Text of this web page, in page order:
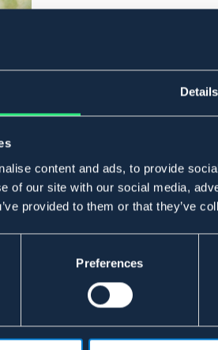
Details
content and ads, to provide
of our site with our social media,
provided to them or that they’ve
Preferences